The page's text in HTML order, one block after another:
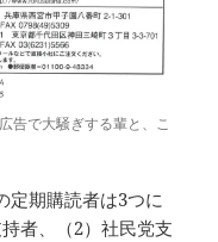
告で大騒ぎする輩と、こ
定期購読者は3つに
者、（2）社民党支